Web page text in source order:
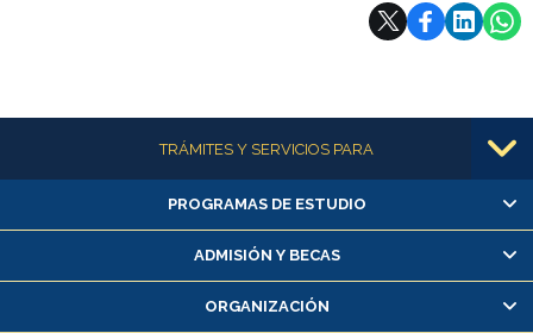
Más informaciónTRÁMITES Y SERVICIOS PARA
Alumnas/os y exalumnas/os
Matrícula en línea
Inscripción y cambio de asignaturas
Consulta y certificado de notas
PROGRAMAS DE ESTUDIO
ADMISIÓN Y BECAS
ORGANIZACIÓN